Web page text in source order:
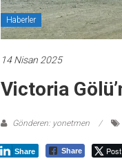
Haberler
14 Nisan 2025
Victoria
Gönderen: yonetmen
Share Share Post